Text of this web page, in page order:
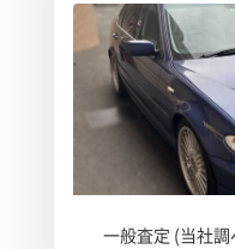
一般査定 (当社調